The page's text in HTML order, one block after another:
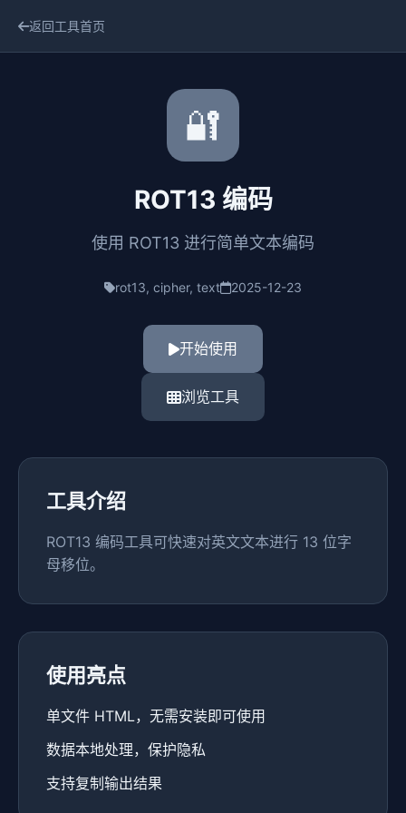
返回工具首页
🔐
ROT13 编码
使用 ROT13 进行简单文本编码
rot13, cipher, text 2025-12-23
开始使用
浏览工具
工具介绍
ROT13 编码工具可快速对英文文本进行 13 位字
母移位。
使用亮点
单文件 HTML，无需安装即可使用
数据本地处理，保护隐私
支持复制输出结果